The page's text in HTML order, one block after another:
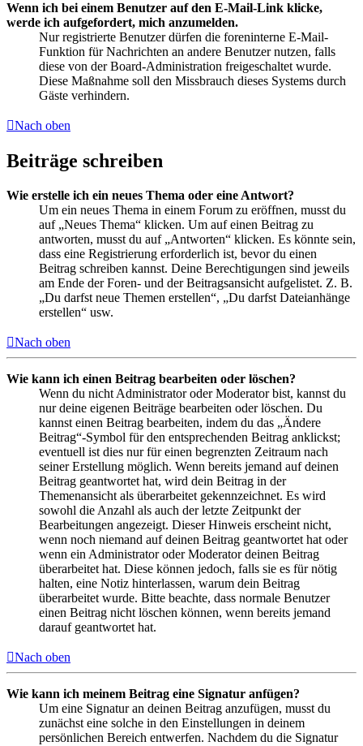
Wenn ich bei einem Benutzer auf den E-Mail-Link klicke,
werde ich aufgefordert, mich anzumelden.
Nur registrierte Benutzer dürfen die foreninterne E-Mail-
Funktion für Nachrichten an andere Benutzer nutzen, falls
diese von der Board-Administration freigeschaltet wurde.
Diese Maßnahme soll den Missbrauch dieses Systems durch
Gäste verhindern.
Nach oben
Beiträge schreiben
Wie erstelle ich ein neues Thema oder eine Antwort?
Um ein neues Thema in einem Forum zu eröffnen, musst du
auf „Neues Thema“ klicken. Um auf einen Beitrag zu
antworten, musst du auf „Antworten“ klicken. Es könnte sein,
dass eine Registrierung erforderlich ist, bevor du einen
Beitrag schreiben kannst. Deine Berechtigungen sind jeweils
am Ende der Foren- und der Beitragsansicht aufgelistet. Z. B.
„Du darfst neue Themen erstellen“, „Du darfst Dateianhänge
erstellen“ usw.
Nach oben
Wie kann ich einen Beitrag bearbeiten oder löschen?
Wenn du nicht Administrator oder Moderator bist, kannst du
nur deine eigenen Beiträge bearbeiten oder löschen. Du
kannst einen Beitrag bearbeiten, indem du das „Ändere
Beitrag“-Symbol für den entsprechenden Beitrag anklickst;
eventuell ist dies nur für einen begrenzten Zeitraum nach
seiner Erstellung möglich. Wenn bereits jemand auf deinen
Beitrag geantwortet hat, wird dein Beitrag in der
Themenansicht als überarbeitet gekennzeichnet. Es wird
sowohl die Anzahl als auch der letzte Zeitpunkt der
Bearbeitungen angezeigt. Dieser Hinweis erscheint nicht,
wenn noch niemand auf deinen Beitrag geantwortet hat oder
wenn ein Administrator oder Moderator deinen Beitrag
überarbeitet hat. Diese können jedoch, falls sie es für nötig
halten, eine Notiz hinterlassen, warum dein Beitrag
überarbeitet wurde. Bitte beachte, dass normale Benutzer
einen Beitrag nicht löschen können, wenn bereits jemand
darauf geantwortet hat.
Nach oben
Wie kann ich meinem Beitrag eine Signatur anfügen?
Um eine Signatur an deinen Beitrag anzufügen, musst du
zunächst eine solche in den Einstellungen in deinem
persönlichen Bereich entwerfen. Nachdem du die Signatur